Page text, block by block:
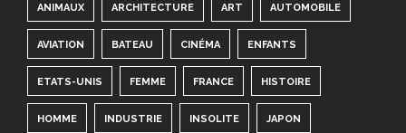
ANIMAUX ARCHITECTURE ART AUTOMOBILE
AVIATION BATEAU CINÉMA ENFANTS
ETATS-UNIS FEMME FRANCE HISTOIRE
HOMME INDUSTRIE INSOLITE JAPON